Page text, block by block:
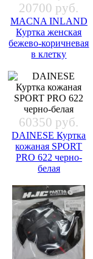
20700 руб.
MACNA INLAND
Куртка женская
бежево-коричневая
в клетку
60350 руб.
DAINESE Куртка
кожаная SPORT
PRO 622 черно-
белая